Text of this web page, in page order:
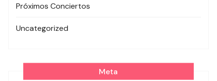
Próximos Conciertos
Uncategorized
Meta